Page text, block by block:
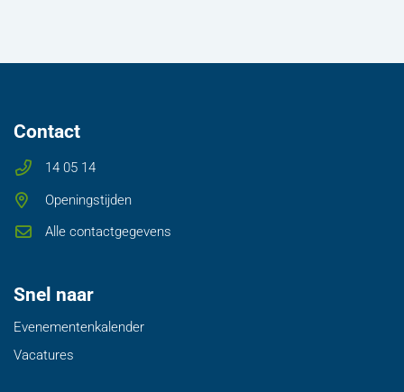
Contact
14 05 14
Openingstijden
Alle contactgegevens
Snel naar
Evenementenkalender
Vacatures